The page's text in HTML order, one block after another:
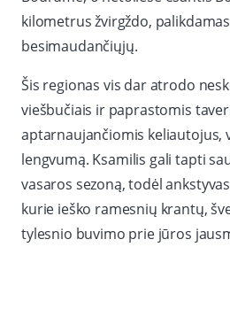
kilometrus žvirgždo,
besimaudančiųjų.
Šis regionas vis dar atrodo
viešbučiais ir paprastomis
aptarnaujančiomis keliautojus,
lengvumą. Ksamilis gali tapti
vasaros sezoną, todėl
kurie ieško ramesnių krantų,
tylesnio buvimo prie jūros